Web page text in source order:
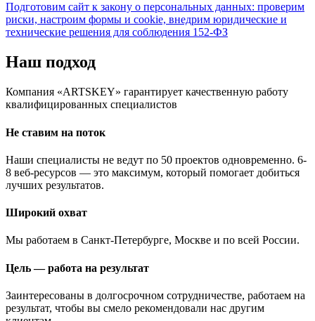
Подготовим сайт к закону о персональных данных: проверим
риски, настроим формы и cookie, внедрим юридические и
технические решения для соблюдения 152-ФЗ
Наш подход
Компания «ARTSKEY» гарантирует качественную работу
квалифицированных специалистов
Не ставим на поток
Наши специалисты не ведут по 50 проектов одновременно. 6-
8 веб-ресурсов — это максимум, который помогает добиться
лучших результатов.
Широкий охват
Мы работаем в Санкт-Петербурге, Москве и по всей России.
Цель — работа на результат
Заинтересованы в долгосрочном сотрудничестве, работаем на
результат, чтобы вы смело рекомендовали нас другим